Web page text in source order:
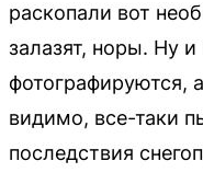
раскопали вот
залазят, норы. Ну
фотографируются,
видимо, все-таки
последствия